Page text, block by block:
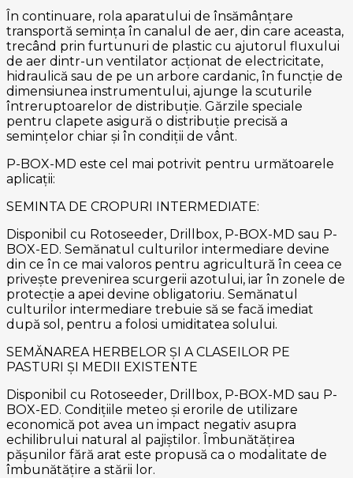
În continuare, rola aparatului de însămânțare
transportă semința în canalul de aer, din care aceasta,
trecând prin furtunuri de plastic cu ajutorul fluxului
de aer dintr-un ventilator acționat de electricitate,
hidraulică sau de pe un arbore cardanic, în funcție de
dimensiunea instrumentului, ajunge la scuturile
întreruptoarelor de distribuție. Gărzile speciale
pentru clapete asigură o distribuție precisă a
semințelor chiar și în condiții de vânt.
P-BOX-MD este cel mai potrivit pentru următoarele
aplicații:
SEMINTA DE CROPURI INTERMEDIATE:
Disponibil cu Rotoseeder, Drillbox, P-BOX-MD sau P-
BOX-ED. Semănatul culturilor intermediare devine
din ce în ce mai valoros pentru agricultură în ceea ce
privește prevenirea scurgerii azotului, iar în zonele de
protecție a apei devine obligatoriu. Semănatul
culturilor intermediare trebuie să se facă imediat
după sol, pentru a folosi umiditatea solului.
SEMĂNAREA HERBELOR ȘI A CLASEILOR PE
PASTURI ȘI MEDII EXISTENTE
Disponibil cu Rotoseeder, Drillbox, P-BOX-MD sau P-
BOX-ED. Condițiile meteo și erorile de utilizare
economică pot avea un impact negativ asupra
echilibrului natural al pajiștilor. Îmbunătățirea
pășunilor fără arat este propusă ca o modalitate de
îmbunătățire a stării lor.